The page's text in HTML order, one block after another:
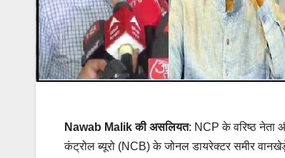
Nawab Malik की असलियत: NCP के वरिष्ठ नेता
कंट्रोल ब्यूरो (NCB) के जोनल डायरेक्टर समीर